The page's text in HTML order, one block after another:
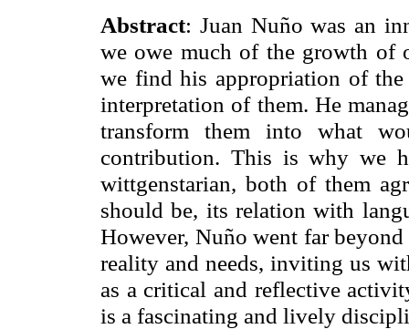
Abstract: Juan Nuño was an
we owe much of the growth of
we find his appropriation of
interpretation of them. He
transform them into what
contribution. This is why we
wittgenstarian, both of them
should be, its relation with
However, Nuño went far
reality and needs, inviting us
as a critical and reflective
is a fascinating and lively